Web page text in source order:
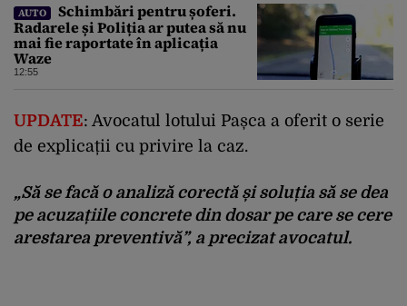
AUTO
Schimbări pentru șoferi.
Radarele și Poliția ar putea să nu
mai fie raportate în aplicația
Waze
12:55
UPDATE: Avocatul lotului Pașca a oferit o serie
de explicații cu privire la caz.
„Să se facă o analiză corectă și soluția să se dea
pe acuzațiile concrete din dosar pe care se cere
arestarea preventivă”, a precizat avocatul.